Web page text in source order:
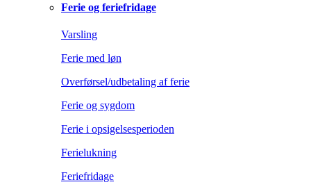
Ferie og feriefridage
Varsling
Ferie med løn
Overførsel/udbetaling af ferie
Ferie og sygdom
Ferie i opsigelsesperioden
Ferielukning
Feriefridage